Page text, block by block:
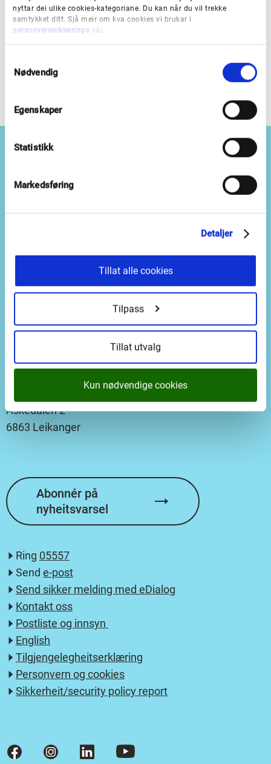
nyttar dei ulike cookies-kategoriane. Du kan når du vil trekke
samtykket ditt. Sjå meir om kva cookies vi brukar i
personvernerklæringa vår.
k
Nødvendig
Egenskaper
Statistikk
Markedsføring
Detaljer
Tillat alle cookies
Tilpass
Tillat utvalg
Kun nødvendige cookies
Plan- og bygningslova §
3-2
Besøksadresser
Førde:Storehagen 1b
Opningstid
08.00–15.00
Postadresse
Vestland fylkeskommune
Askedalen 2
6863 Leikanger
Abonnér på
nyheitsvarsel
Ring 05557
Send e-post
Send sikker melding med eDialog
Kontakt oss
Postliste og innsyn
English
Tilgjengelegheitserklæring
Personvern og cookies
Sikkerheit/security policy report